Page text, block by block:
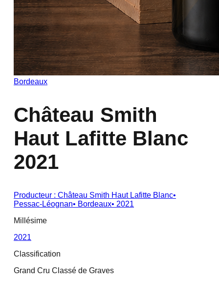
Bordeaux
Château Smith
Haut Lafitte Blanc
2021
Producteur : Château Smith Haut Lafitte Blanc•
Pessac-Léognan• Bordeaux• 2021
Millésime
2021
Classification
Grand Cru Classé de Graves